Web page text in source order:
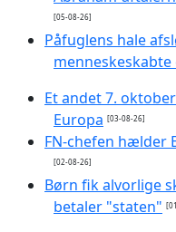
[05-08-26]
Påfuglens hale
menneskeskabte
Et andet 7.
Europa [03-08-26]
FN-chefen hælder
[02-08-26]
Børn fik alvorlige
betaler "staten"